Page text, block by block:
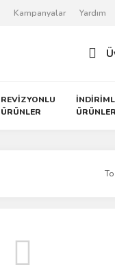
Kampanyalar Yardım
REVİZYONLU
ÜRÜNLER
ÜRÜNLER